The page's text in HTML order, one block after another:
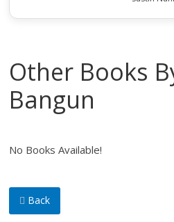
Other Books
Bangun
No Books Available!
Back